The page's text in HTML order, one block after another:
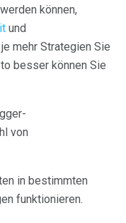
können,
und
mehr Strategien Sie
besser können Sie
von
in bestimmten
funktionieren.